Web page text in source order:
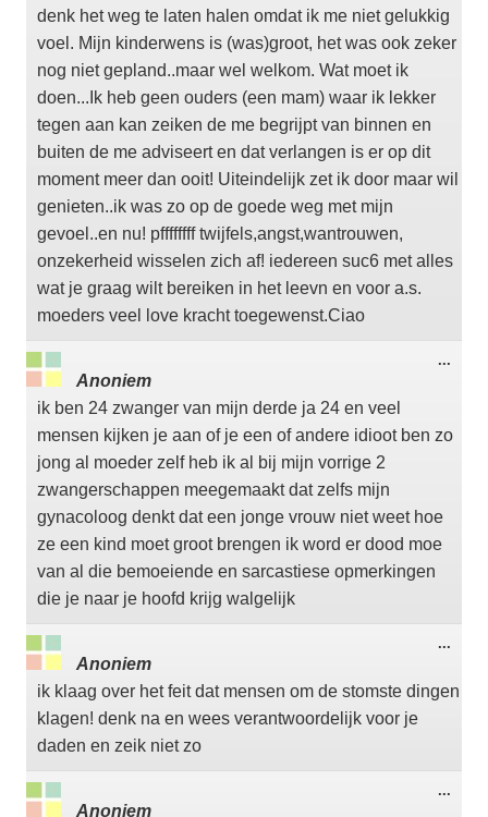
denk het weg te laten halen omdat ik me niet gelukkig
voel. Mijn kinderwens is (was)groot, het was ook zeker
nog niet gepland..maar wel welkom. Wat moet ik
doen...Ik heb geen ouders (een mam) waar ik lekker
tegen aan kan zeiken de me begrijpt van binnen en
buiten de me adviseert en dat verlangen is er op dit
moment meer dan ooit! Uiteindelijk zet ik door maar wil
genieten..ik was zo op de goede weg met mijn
gevoel..en nu! pffffffff twijfels,angst,wantrouwen,
onzekerheid wisselen zich af! iedereen suc6 met alles
wat je graag wilt bereiken in het leevn en voor a.s.
moeders veel love kracht toegewenst.Ciao
Anoniem
ik ben 24 zwanger van mijn derde ja 24 en veel
mensen kijken je aan of je een of andere idioot ben zo
jong al moeder zelf heb ik al bij mijn vorrige 2
zwangerschappen meegemaakt dat zelfs mijn
gynacoloog denkt dat een jonge vrouw niet weet hoe
ze een kind moet groot brengen ik word er dood moe
van al die bemoeiende en sarcastiese opmerkingen
die je naar je hoofd krijg walgelijk
...
Anoniem
ik klaag over het feit dat mensen om de stomste dingen
klagen! denk na en wees verantwoordelijk voor je
daden en zeik niet zo
...
Anoniem
...